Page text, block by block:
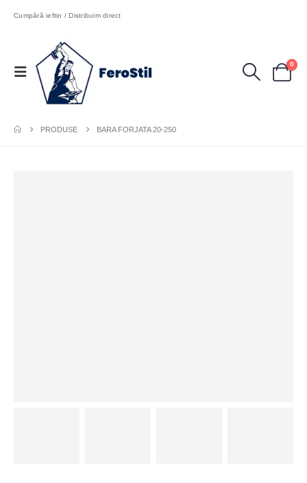
Cumpără ieftin / Distribuim direct
0
PRODUSE BARA FORJATA 20-250